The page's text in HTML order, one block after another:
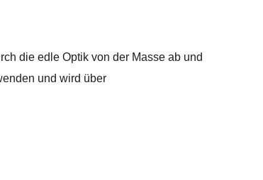
die edle Optik von der Masse ab und
und wird über